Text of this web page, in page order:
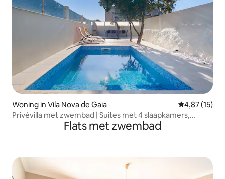
Woning in Vila Nova de Gaia Gemiddelde
4,87 (15)
Privévilla met zwembad | Suites met 4 slaapkamers,
bubbelbad en terrasFlats met zwembad